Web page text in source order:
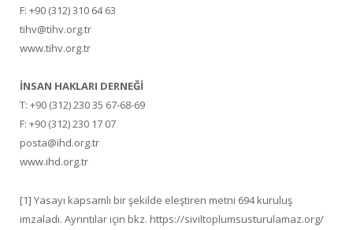
F: +90 (312) 310 64 63
tihv@tihv.org.tr
www.tihv.org.tr
İNSAN HAKLARI DERNEĞİ
T: +90 (312) 230 35 67-68-69
F: +90 (312) 230 17 07
posta@ihd.org.tr
www.ihd.org.tr
[1] Yasayı kapsamlı bir şekilde eleştiren metni 694 kuruluş
imzaladı. Ayrıntılar için bkz. https://siviltoplumsusturulamaz.org/